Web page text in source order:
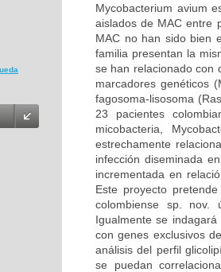
Mycobacterium avium
aislados de MAC entre
MAC no han sido bien
familia presentan la
se han relacionado con
marcadores genéticos
fagosoma-lisosoma
23 pacientes
micobacteria,
estrechamente
infección diseminada
incrementada en
Este proyecto
colombiense sp. nov.
Igualmente se
con genes exclusivos
análisis del perfil
se puedan